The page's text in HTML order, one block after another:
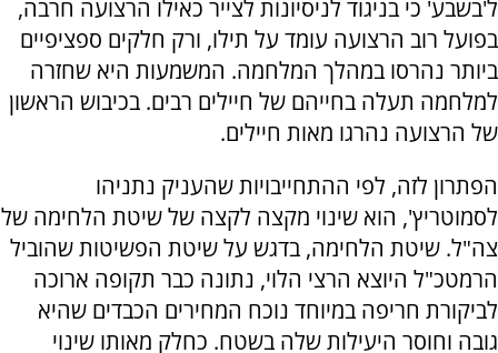
ל'בשבע' כי בניגוד לניסיונות לצייר כאילו הרצועה חרבה,
בפועל רוב הרצועה עומד על תילו, ורק חלקים ספציפיים
ביותר נהרסו במהלך המלחמה. המשמעות היא שחזרה
למלחמה תעלה בחייהם של חיילים רבים. בכיבוש הראשון
של הרצועה נהרגו מאות חיילים.
הפתרון לזה, לפי ההתחייבויות שהעניק נתניהו
לסמוטריץ', הוא שינוי מקצה לקצה של שיטת הלחימה של
צה"ל. שיטת הלחימה, בדגש על שיטת הפשיטות שהוביל
הרמטכ"ל היוצא הרצי הלוי, נתונה כבר תקופה ארוכה
לביקורת חריפה במיוחד נוכח המחירים הכבדים שהיא
גובה וחוסר היעילות שלה בשטח. כחלק מאותו שינוי